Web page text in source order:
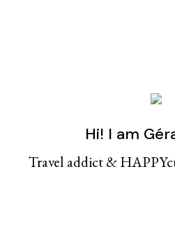
Hi! I am
Travel addict &